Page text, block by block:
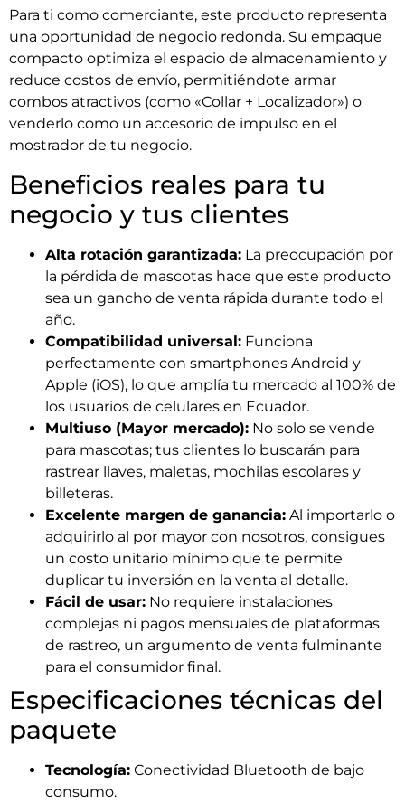
Para ti como comerciante, este producto representa
una oportunidad de negocio redonda. Su empaque
compacto optimiza el espacio de almacenamiento y
reduce costos de envío, permitiéndote armar
combos atractivos (como «Collar + Localizador») o
venderlo como un accesorio de impulso en el
mostrador de tu negocio.
Beneficios reales para tu
negocio y tus clientes
Alta rotación garantizada: La preocupación por
la pérdida de mascotas hace que este producto
sea un gancho de venta rápida durante todo el
año.
Compatibilidad universal: Funciona
perfectamente con smartphones Android y
Apple (iOS), lo que amplía tu mercado al 100% de
los usuarios de celulares en Ecuador.
Multiuso (Mayor mercado): No solo se vende
para mascotas; tus clientes lo buscarán para
rastrear llaves, maletas, mochilas escolares y
billeteras.
Excelente margen de ganancia: Al importarlo o
adquirirlo al por mayor con nosotros, consigues
un costo unitario mínimo que te permite
duplicar tu inversión en la venta al detalle.
Fácil de usar: No requiere instalaciones
complejas ni pagos mensuales de plataformas
de rastreo, un argumento de venta fulminante
para el consumidor final.
Especificaciones técnicas del
paquete
Tecnología: Conectividad Bluetooth de bajo
consumo.